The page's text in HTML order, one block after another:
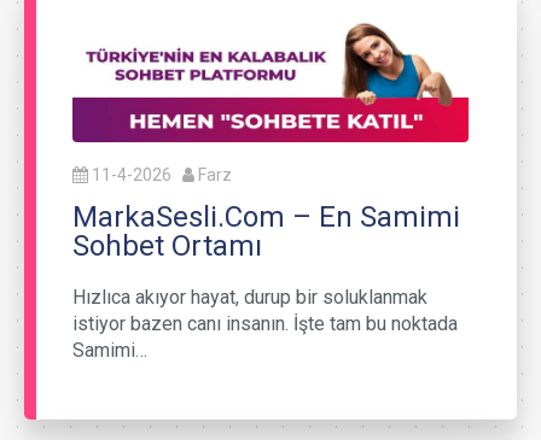
11-4-2026 Farz
MarkaSesli.Com – En Samimi
Sohbet Ortamı
Hızlıca akıyor hayat, durup bir soluklanmak
istiyor bazen canı insanın. İşte tam bu noktada
Samimi…